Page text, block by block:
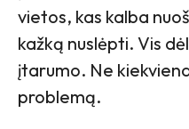
vietos, kas kalba
kažką nuslėpti. Vis
įtarumo. Ne
problemą.